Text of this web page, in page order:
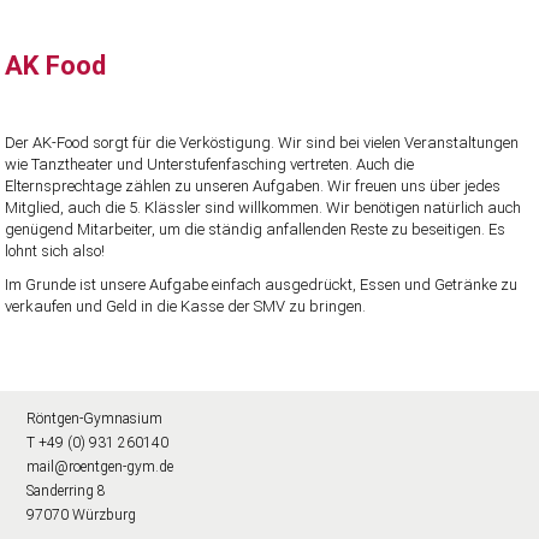
AK Food
Der AK-Food sorgt für die Verköstigung. Wir sind bei vielen Veranstaltungen
wie Tanztheater und Unterstufenfasching vertreten. Auch die
Elternsprechtage zählen zu unseren Aufgaben. Wir freuen uns über jedes
Mitglied, auch die 5. Klässler sind willkommen. Wir benötigen natürlich auch
genügend Mitarbeiter, um die ständig anfallenden Reste zu beseitigen. Es
lohnt sich also!
Im Grunde ist unsere Aufgabe einfach ausgedrückt, Essen und Getränke zu
verkaufen und Geld in die Kasse der SMV zu bringen.
Röntgen-Gymnasium
T +49 (0) 931 260140
mail@roentgen-gym.de
Sanderring 8
97070 Würzburg